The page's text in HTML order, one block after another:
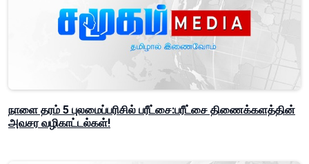
நாளை தரம் 5 புலமைப்பரிசில் பரீட்சை:பரீட்சை திணைக்களத்தின்
அவசர வழிகாட்டல்கள்!